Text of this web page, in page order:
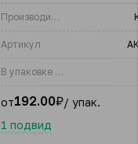
Производитель
Артикул
В упаковке (шт)
от192.00₽/ упак.
1 подвид